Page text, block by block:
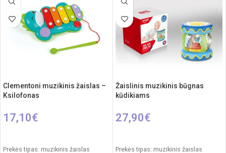
Clementoni muzikinis žaislas –
Ksilofonas
17,10€
Prekės tipas: muzikinis žaislas
Žaislinis muzikinis būgnas
kūdikiams
27,90€
Prekės tipas: muzikinis žaislas